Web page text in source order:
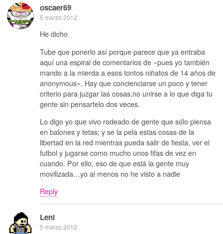
oscaer69
5 marzo 2012
He dicho
Tube que ponerlo así porque parece que ya entraba
aquí una espiral de comentarios de «pues yo también
mando a la mierda a esos tontos niñatos de 14 años de
anonymous». Hay que concienciarse un poco y tener
criterio para juzgar las cosas,no unirse a lo que diga tu
gente sin pensartelo dos veces.
Lo digo yo que vivo rodeado de gente que sólo piensa
en balones y tetas; y se la pela estas cosas de la
libertad en la red mientras pueda salir de fiesta, ver el
futbol y jugarse como mucho unos fifas de vez en
cuando. Por ello, eso de que está la gente muy
movilizada…yo al menos no he visto a nadie
Reply
Leni
5 marzo 2012